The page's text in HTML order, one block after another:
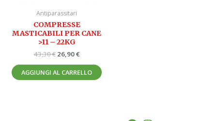
Antiparassitari
COMPRESSE
MASTICABILI PER CANE
>11 – 22KG
43,30€ 26,90€
AGGIUNGI AL CARRELLO